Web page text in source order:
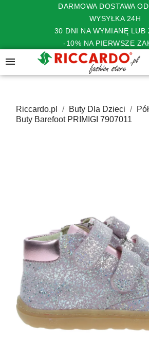
DARMOWA DOSTAWA
WYSYŁKA 24H
30 DNI NA WYMIANĘ LUB
-10% NA PIERWSZE

Riccardo.pl Buty Dla Dzieci
Buty Barefoot PRIMIGI 7907011